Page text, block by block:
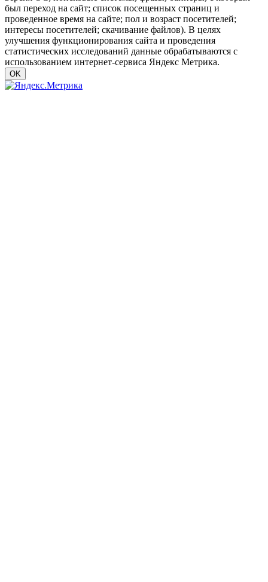
был переход на сайт; список посещенных страниц и
проведенное время на сайте; пол и возраст посетителей;
интересы посетителей; скачивание файлов). В целях
улучшения функционирования сайта и проведения
статистических исследований данные обрабатываются с
использованием интернет-сервиса Яндекс Метрика.
OK